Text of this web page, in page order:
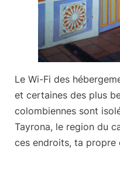
Le Wi-Fi des
et certaines des plus
colombiennes sont
Tayrona, le region du
ces endroits, ta propre